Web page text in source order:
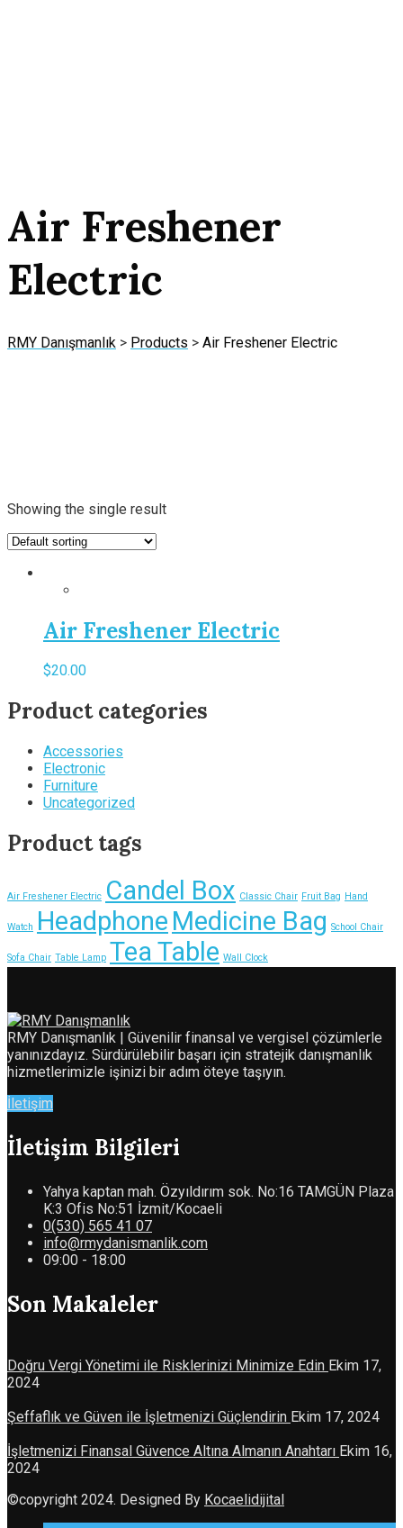
Air Freshener
Electric
RMY Danışmanlık > Products > Air Freshener Electric
Showing the single result
Air Freshener Electric
$20.00
Product categories
Accessories
Electronic
Furniture
Uncategorized
Product tags
Air Freshener Electric Candel Box Classic Chair Fruit Bag Hand
Watch Headphone Medicine Bag School Chair
Sofa Chair Table Lamp Tea Table Wall Clock
RMY Danışmanlık | Güvenilir finansal ve vergisel çözümlerle
yanınızdayız. Sürdürülebilir başarı için stratejik danışmanlık
hizmetlerimizle işinizi bir adım öteye taşıyın.
İletişim
İletişim Bilgileri
Yahya kaptan mah. Özyıldırım sok. No:16 TAMGÜN Plaza
K:3 Ofis No:51 İzmit/Kocaeli
0(530) 565 41 07
info@rmydanismanlik.com
09:00 - 18:00
Son Makaleler
Doğru Vergi Yönetimi ile Risklerinizi Minimize Edin Ekim 17,
2024
Şeffaflık ve Güven ile İşletmenizi Güçlendirin Ekim 17, 2024
İşletmenizi Finansal Güvence Altına Almanın Anahtarı Ekim 16,
2024
©copyright 2024. Designed By Kocaelidijital